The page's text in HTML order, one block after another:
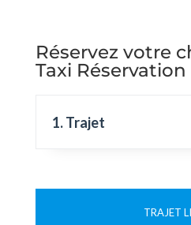
Réservez votre
Taxi Réservation
1. Trajet
TRAJET